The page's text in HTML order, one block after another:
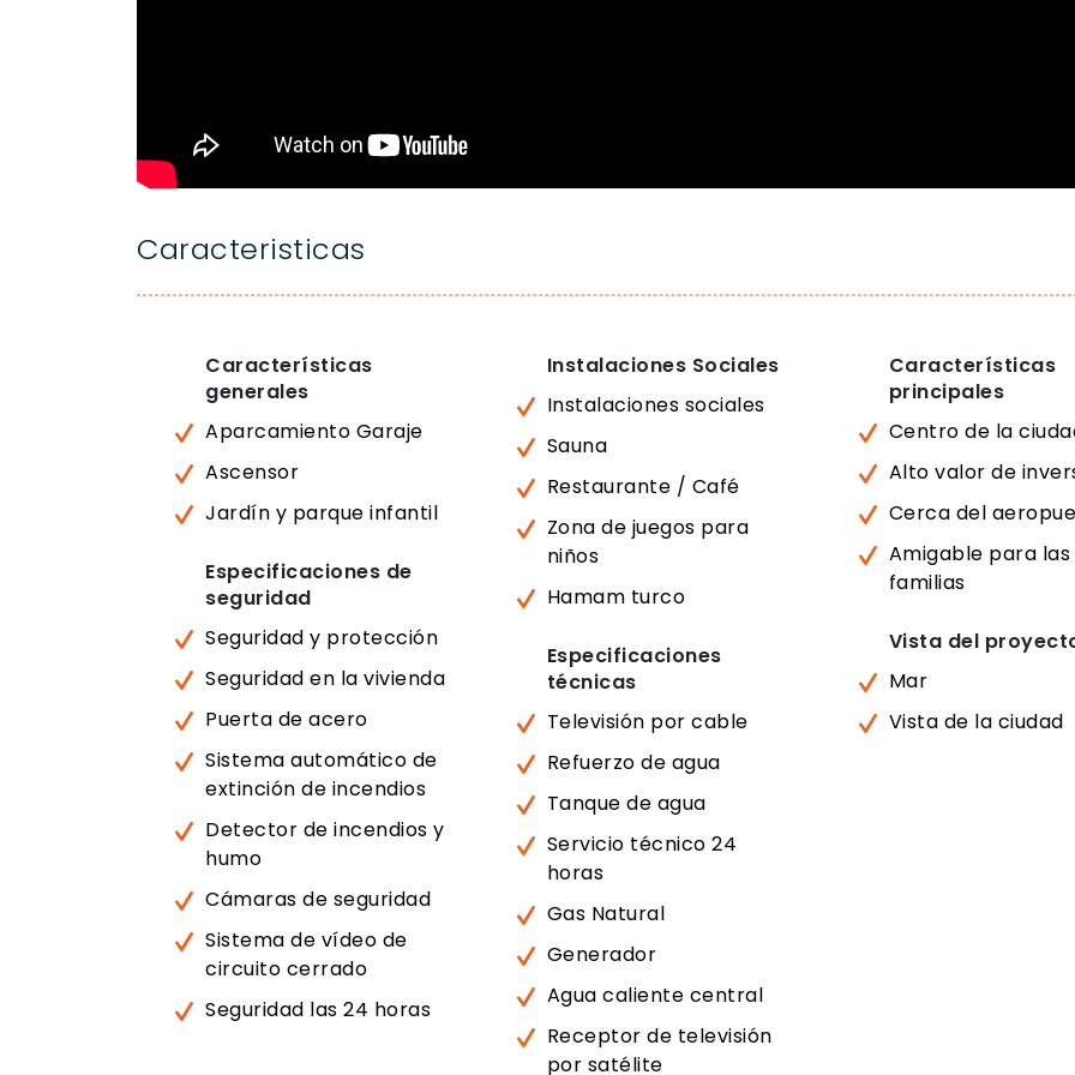
Caracteristicas
Características
generales
Aparcamiento Garaje
Ascensor
Jardín y parque infantil
Especificaciones de
seguridad
Seguridad y protección
Seguridad en la vivienda
Puerta de acero
Sistema automático de
extinción de incendios
Detector de incendios y
humo
Cámaras de seguridad
Sistema de vídeo de
circuito cerrado
Seguridad las 24 horas
Instalaciones Sociales
Instalaciones sociales
Sauna
Restaurante / Café
Zona de juegos para
niños
Hamam turco
Especificaciones
técnicas
Televisión por cable
Refuerzo de agua
Tanque de agua
Servicio técnico 24
horas
Gas Natural
Generador
Agua caliente central
Receptor de televisión
por satélite
Características
principales
Centro de la
Alto valor de
Cerca del
Amigable para las
familias
Vista del
Mar
Vista de la ciudad